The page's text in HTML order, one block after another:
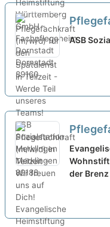
ASB
- Wir
Wohnstift
der Brenz